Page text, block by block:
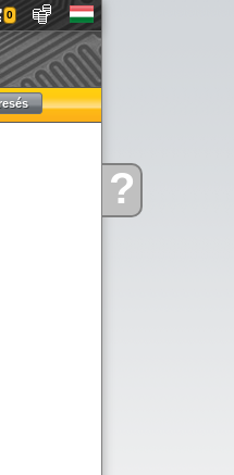
Kérdése?
0